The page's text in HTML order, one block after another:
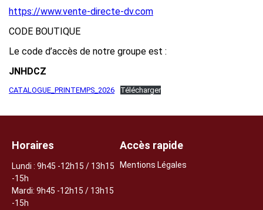
https://www.vente-directe-dv.com
CODE BOUTIQUE
Le code d’accès de notre groupe est :
JNHDCZ
CATALOGUE_PRINTEMPS_2026 Télécharger
Horaires
Lundi : 9h45 -12h15 / 13h15
-15h
Mardi: 9h45 -12h15 / 13h15
-15h
Accès rapide
Mentions Légales